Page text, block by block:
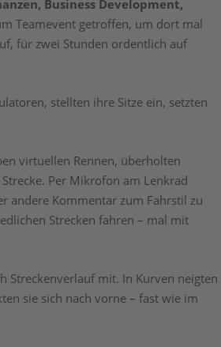
Business Development,
Teamevent getroffen, um dort mal
für zwei Stunden ordentlich auf
stellten ihre Sitze ein, setzten
virtuellen Rennen, überholten
Per Mikrofon am Lenkrad
andere Kommentar zum Fahrstil zu
Strecken fahren – mal mit
Streckenverlauf mit. In Kurven neigten
sie sich nach vorne – fast wie im